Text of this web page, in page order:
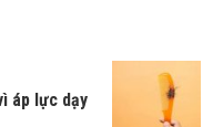
áp lực dạy